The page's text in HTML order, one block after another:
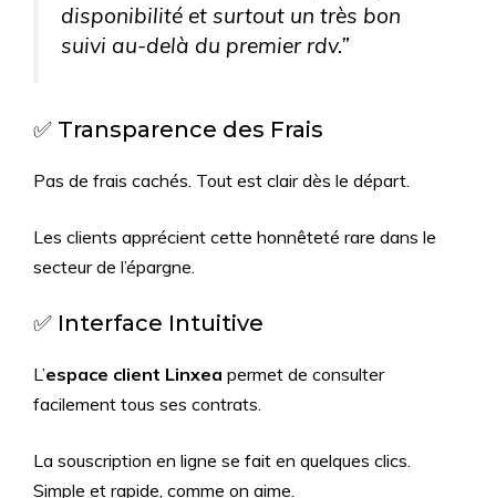
disponibilité et surtout un très bon
suivi au-delà du premier rdv.”
✅ Transparence des Frais
Pas de frais cachés. Tout est clair dès le départ.
Les clients apprécient cette honnêteté rare dans le
secteur de l’épargne.
✅ Interface Intuitive
L’espace client Linxea permet de consulter
facilement tous ses contrats.
La souscription en ligne se fait en quelques clics.
Simple et rapide, comme on aime.